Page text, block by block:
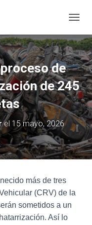
de
de 245
el 15 mayo, 2026
más de tres
(CRV) de la
sometidos a un
Así lo